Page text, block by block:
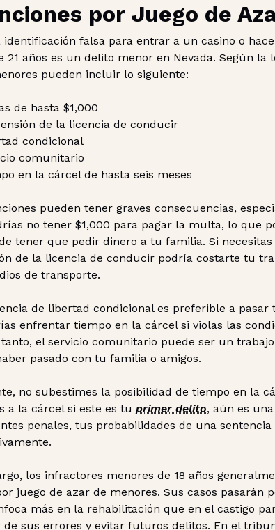
por Juego de
identificación falsa para entrar a un casino o
21 años es un delito menor en Nevada. Según la
pueden incluir lo siguiente:
de hasta $1,000
de la licencia de conducir
condicional
comunitario
en la cárcel de hasta seis meses
pueden tener graves consecuencias,
no tener $1,000 para pagar la multa, lo que
tener que pedir dinero a tu familia. Si
de la licencia de conducir podría costarte tu
de transporte.
de libertad condicional es preferible a
enfrentar tiempo en la cárcel si violas las
el servicio comunitario puede ser un
pasado con tu familia o amigos.
no subestimes la posibilidad de tiempo en la
a la cárcel si este es tu primer delito, aún es
penales, tus probabilidades de una
los infractores menores de 18 años
juego de azar de menores. Sus casos pasarán
más en la rehabilitación que en el castigo
de sus errores y evitar futuros delitos. En el